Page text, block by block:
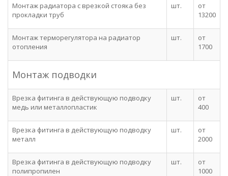
Монтаж радиатора с врезкой стояка без
прокладки труб
шт.
от
13200
Монтаж терморегулятора на радиатор
отопления
шт.
от
1700
Монтаж подводки
Врезка фитинга в действующую подводку
медь или металлопластик
шт.
от
400
Врезка фитинга в действующую подводку
металл
шт.
от
2000
Врезка фитинга в действующую подводку
полипропилен
шт.
от
1000